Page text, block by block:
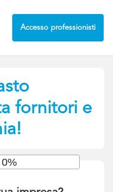
Accesso professionisti
fornitori e